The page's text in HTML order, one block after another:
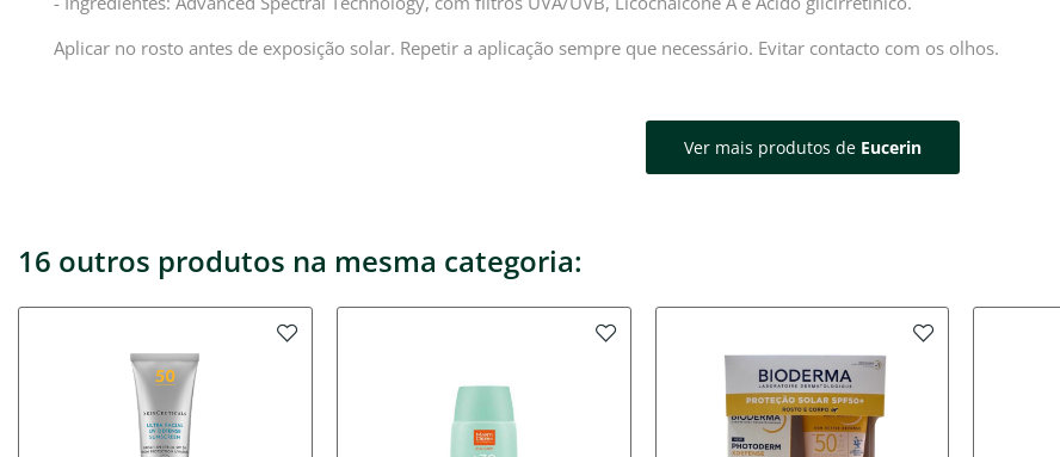
Aplicar no rosto antes de exposição solar. Repetir a aplicação sempre que necessário. Evitar contacto com os olhos.
Ver mais produtos de Eucerin
16 outros produtos na mesma categoria: